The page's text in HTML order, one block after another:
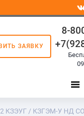
ЗАЯВКУ
8-
КЗЭУГ / КЗГЭМ-У НД